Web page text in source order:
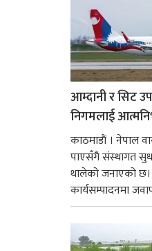
आम्दानी र सिट
निगमलाई
काठमाडाैं । नेपाल
पाएसँगै संस्थागत
थालेको जनाएको
कार्यसम्पादनमा